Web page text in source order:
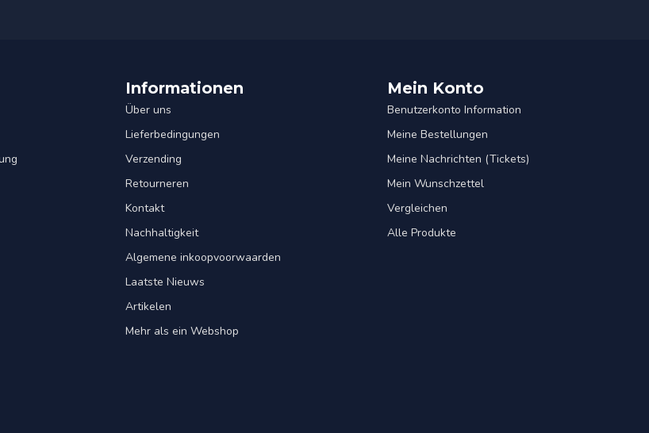
Informationen
Über uns
Lieferbedingungen
Verzending
Retourneren
Kontakt
Nachhaltigkeit
Algemene inkoopvoorwaarden
Laatste Nieuws
Artikelen
Mehr als ein Webshop
Mein Konto
Benutzerkonto Information
Meine Bestellungen
Meine Nachrichten (Tickets)
Mein Wunschzettel
Vergleichen
Alle Produkte